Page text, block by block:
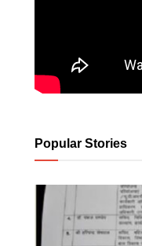
Popular Stories